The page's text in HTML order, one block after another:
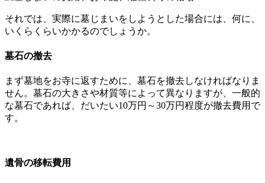
それでは、実際に墓じまいをしようとした場合には、何に、
いくらくらいかかるのでしょうか。
墓石の撤去
まず墓地をお寺に返すために、墓石を撤去しなければなりま
せん。墓石の大きさや材質等によって異なりますが、一般的
な墓石であれば、だいたい10万円～30万円程度が撤去費用で
す。
遺骨の移転費用